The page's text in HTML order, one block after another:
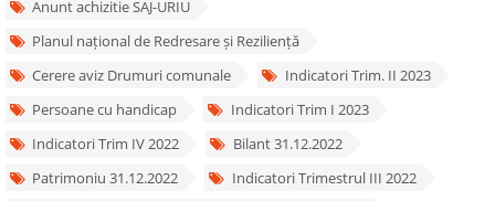
Anunt achizitie SAJ-URIU
Planul național de Redresare și Reziliență
Cerere aviz Drumuri comunale
Indicatori Trim. II 2023
Persoane cu handicap
Indicatori Trim I 2023
Indicatori Trim IV 2022
Bilant 31.12.2022
Patrimoniu 31.12.2022
Indicatori Trimestrul III 2022